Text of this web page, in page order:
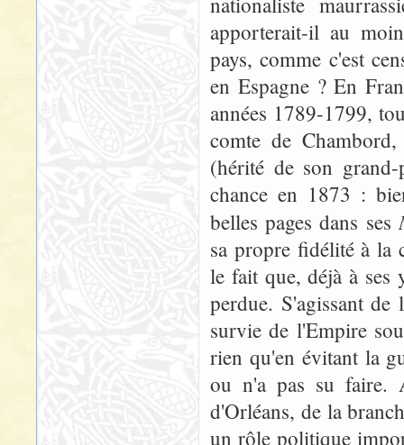
apporterait-il au
pays, comme c'est
en Espagne ? En
années 1789-1799,
comte de
(hérité de son
chance en 1873 :
belles pages dans ses
sa propre fidélité à la
le fait que, déjà à ses
perdue. S'agissant
survie de l'Empire
rien qu'en évitant la
ou n'a pas su faire.
d'Orléans, de la
un rôle politique